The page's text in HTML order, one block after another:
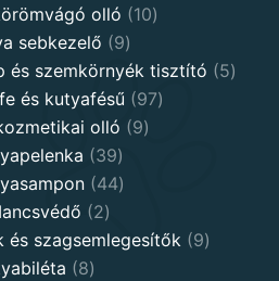
products
olló 1010
sebkezelő 99
products
és szemkörnyék tisztító 55
és kutyafésű 9797
olló 99
3939
products
4444
22
products
és szagsemlegesítők 99
88